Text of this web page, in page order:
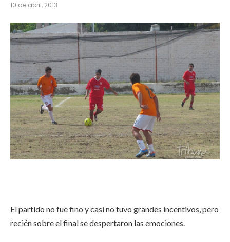
10 de abril, 2013
El partido no fue fino y casi no tuvo grandes incentivos, pero
recién sobre el final se despertaron las emociones.